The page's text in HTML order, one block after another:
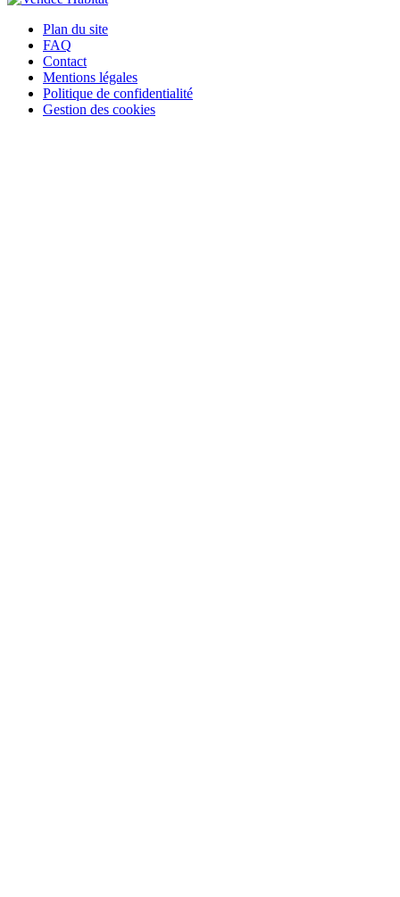
Plan du site
FAQ
Contact
Mentions légales
Politique de confidentialité
Gestion des cookies